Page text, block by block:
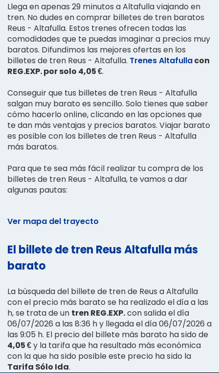
Llega en apenas 29 minutos a Altafulla viajando en
tren. No dudes en comprar billetes de tren baratos
Reus - Altafulla. Estos trenes ofrecen todas las
comodidades que te puedas imaginar a precios muy
baratos. Difundimos las mejores ofertas en los
billetes de tren Reus - Altafulla. Trenes Altafullacon
REG.EXP. por solo 4,05 €.
Conseguir que tus billetes de tren Reus - Altafulla
salgan muy barato es sencillo. Solo tienes que saber
cómo hacerlo online, clicando en las opciones que
te dan más ventajas y precios baratos. Viajar barato
es posible con los billetes de tren Reus - Altafulla
más baratos.
Para que te sea más fácil realizar tu compra de los
billetes de tren Reus - Altafulla, te vamos a dar
algunas pautas:
Ver mapa del trayecto
El billete de tren Reus Altafulla más
barato
La búsqueda del billete de tren de Reus a Altafulla
con el precio más barato se ha realizado el día a las
h, se trata de un tren REG.EXP.con salida el día
06/07/2026 a las 8:36 h y llegada el día 06/07/2026 a
las 9:05 h. El precio del billete más barato ha sido de
4,05 €y la tarifa que ha resultado más económica
con la que ha sido posible este precio ha sido la
Tarifa Sólo Ida.